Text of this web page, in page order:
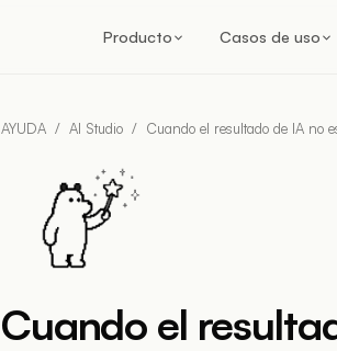
Producto Casos de uso
AYUDA / AI Studio / Cuando el resultado de IA no
Cuando el